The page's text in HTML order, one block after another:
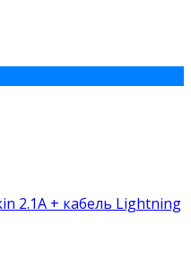
2.1A + кабель Lightning